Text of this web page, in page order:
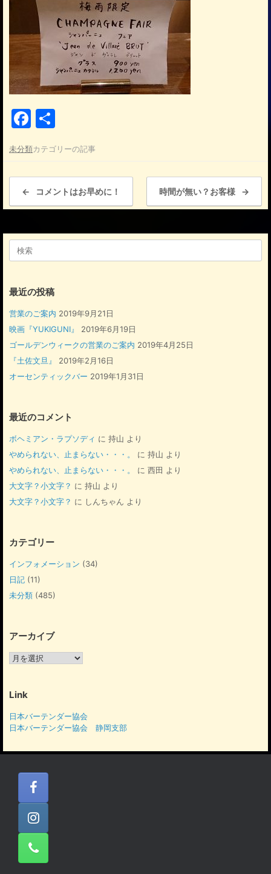
F
c
e
b
o
o
k
未分類カテゴリーの記事
投稿ナビゲーション
← コメントはお早めに！ 時間が無い？お客様 →
検
最近の投稿
営業のご案内 2019年9月21日
映画『YUKIGUNI』
2019年6月19日
ゴールデンウィークの営業のご案内 2019年4月25日
『土佐文旦』
2019年2月16日
オーセンティックバー 2019年1月31日
最近のコメント
ボヘミアン・ラプソディ に 持山 より
やめられない、止まらない・・・。
に 持山 より
やめられない、止まらない・・・。
に 西田 より
大文字？小文字？ に 持山 より
大文字？小文字？ に しんちゃん より
カテゴリー
インフォメーション (34)
日記 (11)
未分類 (485)
アーカイブ
ア
イ
Link
日本バーテンダー協会
日本バーテンダー協会 静岡支部